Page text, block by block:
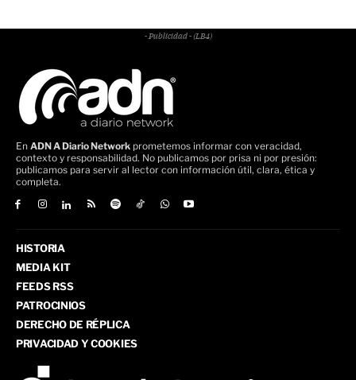
- Publicidad - (LB4)
En ADN A Diario Network prometemos informar con veracidad,
contexto y responsabilidad. No publicamos por prisa ni por presión:
publicamos para servir al lector con información útil, clara, ética y
completa.
HISTORIA
MEDIA KIT
FEEDS RSS
PATROCINIOS
DERECHO DE RÉPLICA
PRIVACIDAD Y COOKIES